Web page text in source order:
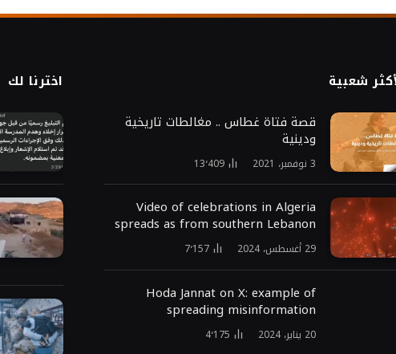
شعبية
قصة فتاة غطاس .. مغالطات تاريخية
ودينية
3 نوفمبر، 2021 13٬409
Video of celebrations in Algeria
spreads as from southern Lebanon
29 أغسطس، 2024 7٬157
Hoda Jannat on X: example of
spreading misinformation
20 يناير، 2024 4٬175
اخترنا لك